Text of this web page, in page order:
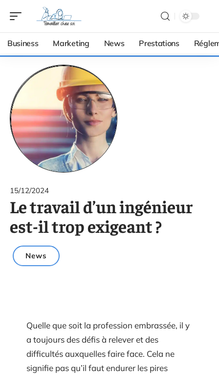
Business Marketing News Prestations
15/12/2024
Le travail d’un ingénieur
est-il trop exigeant ?
News
Quelle que soit la profession embrassée, il y
a toujours des défis à relever et des
difficultés auxquelles faire face. Cela ne
signifie pas qu’il faut endurer les pires